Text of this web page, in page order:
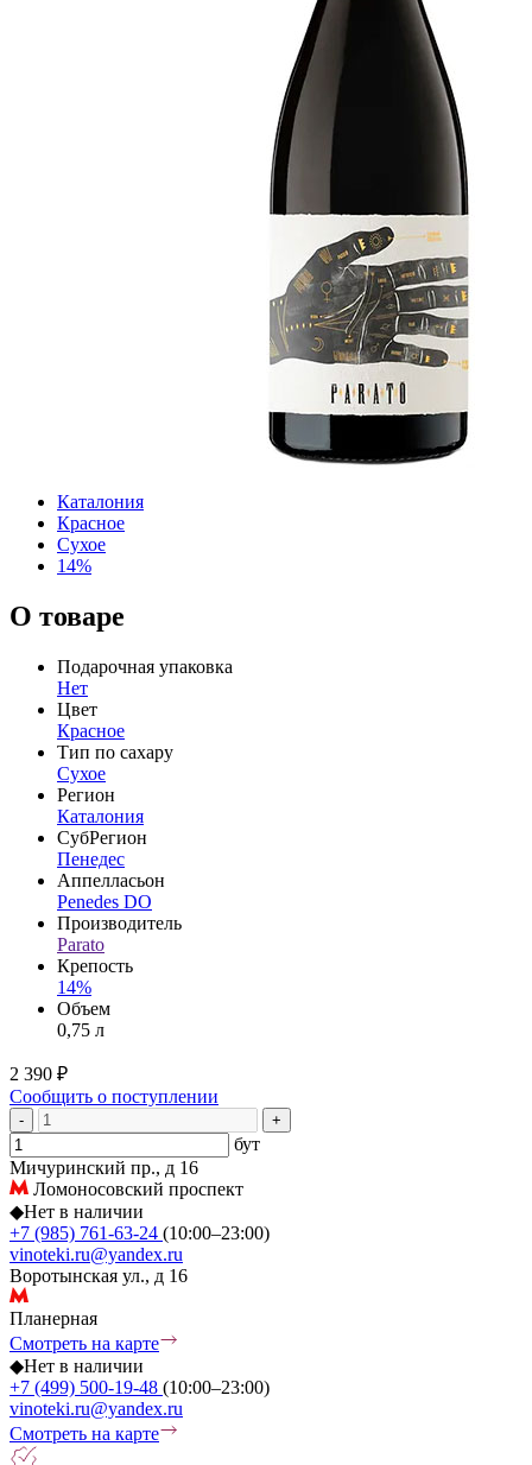
Каталония
Красное
Сухое
14%
О товаре
Подарочная упаковка
Нет
Цвет
Красное
Тип по сахару
Сухое
Регион
Каталония
СубРегион
Пенедес
Аппелласьон
Penedes DO
Производитель
Parato
Крепость
14%
Объем
0,75 л
2 390 ₽
Сообщить о поступлении
- +
бут
Мичуринский пр., д 16
Ломоносовский проспект
◆Нет в наличии
+7 (985) 761-63-24 (10:00–23:00)
vinoteki.ru@yandex.ru
Воротынская ул., д 16
Планерная
Смотреть на карте
◆Нет в наличии
+7 (499) 500-19-48 (10:00–23:00)
vinoteki.ru@yandex.ru
Смотреть на карте